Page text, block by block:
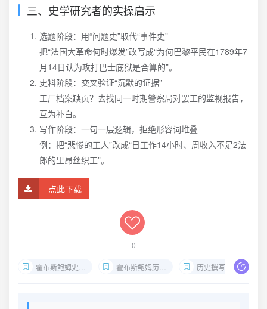
三、史学研究者的实操启示
选题阶段：用“问题史”取代“事件史”
把“法国大革命何时爆发”改写成“为何巴黎平民在1789年7
月14日认为攻打巴士底狱是合算的”。
史料阶段：交叉验证“沉默的证据”
工厂档案缺页？去找同一时期警察局对罢工的监视报告，
互为补白。
写作阶段：一句一层逻辑，拒绝形容词堆叠
例：把“悲惨的工人”改成“日工作14小时、周收入不足2法
郎的里昂丝织工”。
点此下载
0
霍布斯鲍姆史学理论全集电子版 霍布斯鲍姆历史研究方法 历史撰写与社会责任